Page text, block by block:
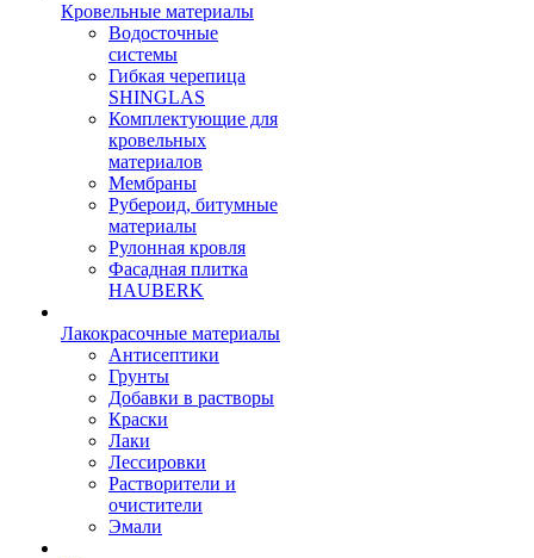
Кровельные материалы
Водосточные
системы
Гибкая черепица
SHINGLAS
Комплектующие для
кровельных
материалов
Мембраны
Рубероид, битумные
материалы
Рулонная кровля
Фасадная плитка
HAUBERK
Лакокрасочные материалы
Антисептики
Грунты
Добавки в растворы
Краски
Лаки
Лессировки
Растворители и
очистители
Эмали